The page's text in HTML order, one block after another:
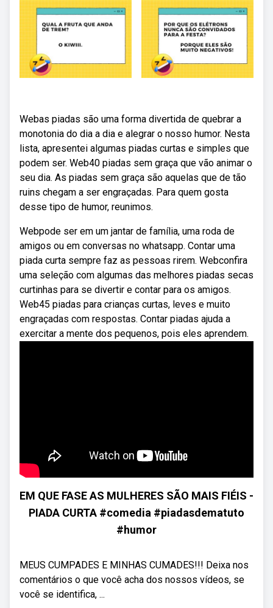
Webas piadas são uma forma divertida de quebrar a
monotonia do dia a dia e alegrar o nosso humor. Nesta
lista, apresentei algumas piadas curtas e simples que
podem ser. Web40 piadas sem graça que vão animar o
seu dia. As piadas sem graça são aquelas que de tão
ruins chegam a ser engraçadas. Para quem gosta
desse tipo de humor, reunimos.
Webpode ser em um jantar de família, uma roda de
amigos ou em conversas no whatsapp. Contar uma
piada curta sempre faz as pessoas rirem. Webconfira
uma seleção com algumas das melhores piadas secas
curtinhas para se divertir e contar para os amigos.
Web45 piadas para crianças curtas, leves e muito
engraçadas com respostas. Contar piadas ajuda a
exercitar a mente dos pequenos, pois eles aprendem.
EM QUE FASE AS MULHERES SÃO MAIS FIÉIS -
PIADA CURTA #comedia #piadasdematuto
#humor
MEUS CUMPADES E MINHAS CUMADES!!! Deixa nos
comentários o que você acha dos nossos vídeos, se
você se identifica, ...